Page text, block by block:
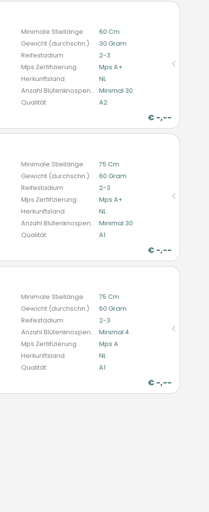
Minimale Stiellänge
60 Cm
Gewicht (durchschn.)
30 Gram
Reifestadium
2-3
Mps Zertifizierung
Mps A+
Herkunftsland
NL
Anzahl Blütenknospen (schnittblumen) Minimal 30
Qualität
A2
€ -,--
Minimale Stiellänge
75 Cm
Gewicht (durchschn.)
60 Gram
Reifestadium
2-3
Mps Zertifizierung
Mps A+
Herkunftsland
NL
Anzahl Blütenknospen (schnittblumen) Minimal 30
Qualität
A1
€ -,--
Minimale Stiellänge
75 Cm
Gewicht (durchschn.)
60 Gram
Reifestadium
2-3
Anzahl Blütenknospen (schnittblumen) Minimal 4
Mps Zertifizierung
Mps A
Herkunftsland
NL
Qualität
A1
€ -,--